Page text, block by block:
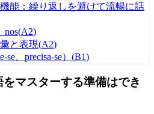
能：繰り返しを避けて流暢に話
nos(A2)
と表現(A2)
、precisa-se） (B1)
マスターする準備はでき